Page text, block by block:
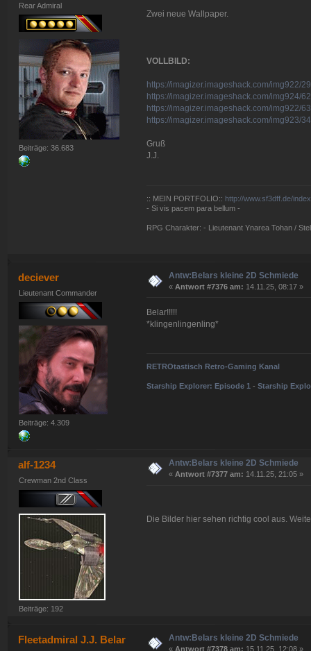
Rear Admiral
Beiträge: 36.683
Zwei neue Wallpaper.
VOLLBILD:
https://imagizer.imageshack.com/img922/
https://imagizer.imageshack.com/img924/
https://imagizer.imageshack.com/img922/
https://imagizer.imageshack.com/img923/
Gruß
J.J.
:: MEIN PORTFOLIO:: http://www.sf3dff.de/
- Si vis pacem para bellum -
RPG Charakter: - Lieutenant Ynarea Tohan /
deciever
Lieutenant Commander
Beiträge: 4.309
Antw:Belars kleine 2D Schmiede
« Antwort #7376 am: 14.11.25, 08:17 »
Belar!!!!!
*klingenlingenling*
RETROtastisch Retro-Gaming Kanal
Starship Explorer: Episode 1 - Starship
alf-1234
Crewman 2nd Class
Beiträge: 192
Antw:Belars kleine 2D Schmiede
« Antwort #7377 am: 14.11.25, 21:05 »
Die Bilder hier sehen richtig cool aus.
Fleetadmiral J.J. Belar Antw:Belars kleine 2D Schmiede
« Antwort #7378 am: 15.11.25, 12:08 »